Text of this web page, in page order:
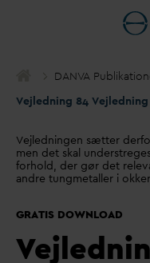
DANVA
Vejledningen sætter
men det skal
forhold, der gør det
andre tungmetaller i
GRATIS DOWNLOAD
V